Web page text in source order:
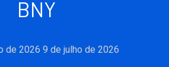
BNY
de 2026 9 de julho de 2026